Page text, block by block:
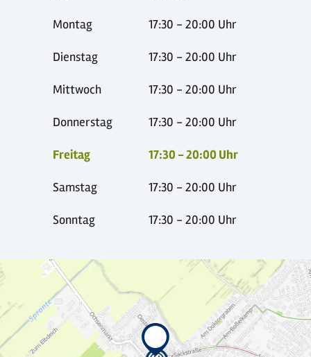
Montag 17:30 - 20:00 Uhr
Dienstag 17:30 - 20:00 Uhr
Mittwoch 17:30 - 20:00 Uhr
Donnerstag 17:30 - 20:00 Uhr
Freitag 17:30 - 20:00 Uhr
Samstag 17:30 - 20:00 Uhr
Sonntag 17:30 - 20:00 Uhr